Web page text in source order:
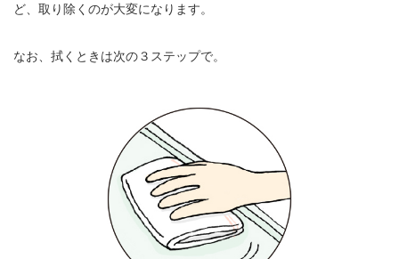
ど、取り除くのが大変になります。
なお、拭くときは次の３ステップで。